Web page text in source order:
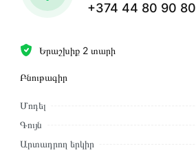
Երաշխիք 2 տարի
Բնութագիր
Մոդել
Գույն
Արտադրող երկիր
+374 44 80 90 80